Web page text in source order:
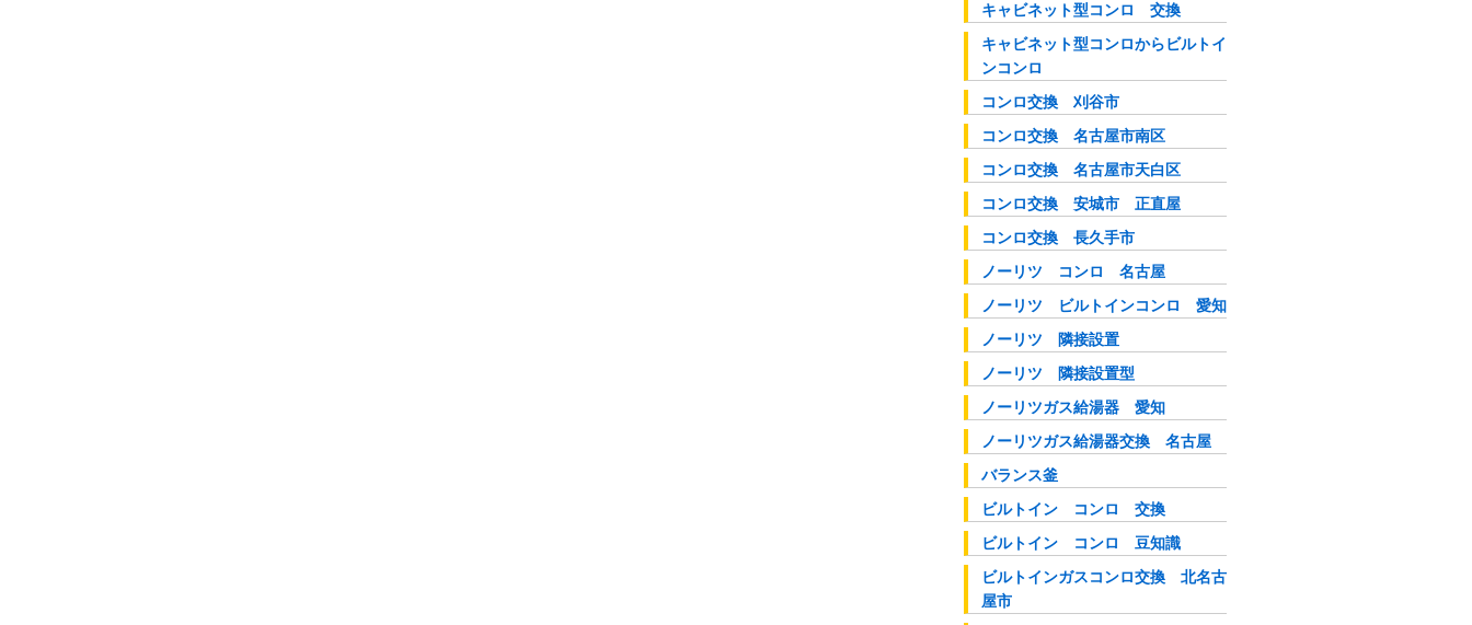
キャビネット型コンロ 交換
キャビネット型コンロからビルトイ
ンコンロ
コンロ交換 刈谷市
コンロ交換 名古屋市南区
コンロ交換 名古屋市天白区
コンロ交換 安城市 正直屋
コンロ交換 長久手市
ノーリツ コンロ 名古屋
ノーリツ ビルトインコンロ 愛知
ノーリツ 隣接設置
ノーリツ 隣接設置型
ノーリツガス給湯器 愛知
ノーリツガス給湯器交換 名古屋
バランス釜
ビルトイン コンロ 交換
ビルトイン コンロ 豆知識
ビルトインガスコンロ交換 北名古
屋市